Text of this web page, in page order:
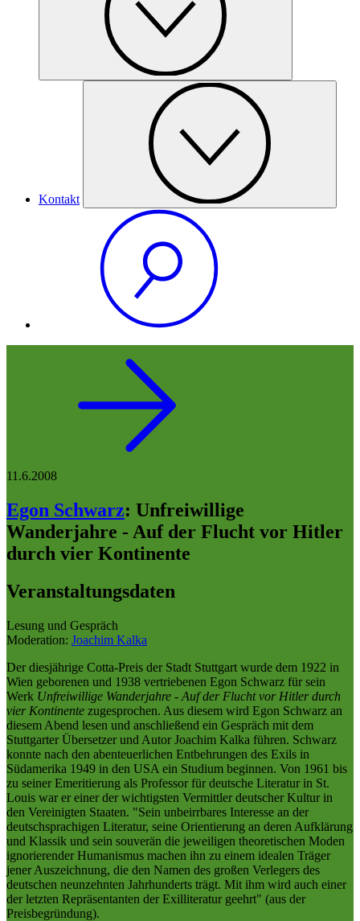
Kontakt
11.6.2008
Egon Schwarz: Unfreiwillige
Wanderjahre - Auf der Flucht vor Hitler
durch vier Kontinente
Veranstaltungsdaten
Lesung und Gespräch
Moderation: Joachim Kalka
Der diesjährige Cotta-Preis der Stadt Stuttgart wurde dem 1922 in
Wien geborenen und 1938 vertriebenen Egon Schwarz für sein
Werk Unfreiwillige Wanderjahre - Auf der Flucht vor Hitler durch
vier Kontinente zugesprochen. Aus diesem wird Egon Schwarz an
diesem Abend lesen und anschließend ein Gespräch mit dem
Stuttgarter Übersetzer und Autor Joachim Kalka führen. Schwarz
konnte nach den abenteuerlichen Entbehrungen des Exils in
Südamerika 1949 in den USA ein Studium beginnen. Von 1961 bis
zu seiner Emeritierung als Professor für deutsche Literatur in St.
Louis war er einer der wichtigsten Vermittler deutscher Kultur in
den Vereinigten Staaten. "Sein unbeirrbares Interesse an der
deutschsprachigen Literatur, seine Orientierung an deren Aufklärung
und Klassik und sein souverän die jeweiligen theoretischen Moden
ignorierender Humanismus machen ihn zu einem idealen Träger
jener Auszeichnung, die den Namen des großen Verlegers des
deutschen neunzehnten Jahrhunderts trägt. Mit ihm wird auch einer
der letzten Repräsentanten der Exilliteratur geehrt" (aus der
Preisbegründung).